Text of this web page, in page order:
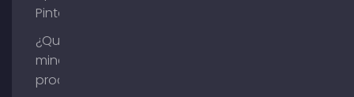
Pinterest?
¿Qué es la
minería de
procesos?